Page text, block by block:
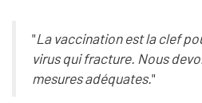
"La vaccination est la clef
virus qui fracture. Nous
mesures adéquates."